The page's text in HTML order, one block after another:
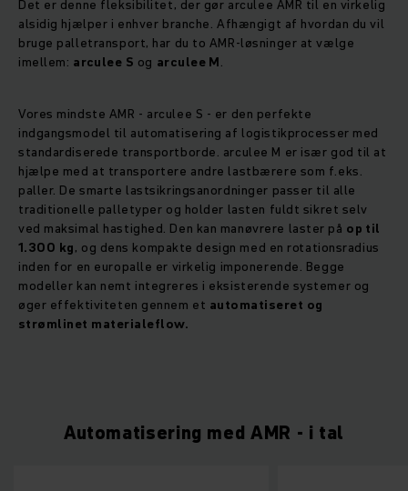
Det er denne fleksibilitet, der gør arculee AMR til en virkelig
alsidig hjælper i enhver branche. Afhængigt af hvordan du vil
bruge palletransport, har du to AMR-løsninger at vælge
imellem: arculee S og arculee M.
Vores mindste AMR - arculee S - er den perfekte
indgangsmodel til automatisering af logistikprocesser med
standardiserede transportborde. arculee M er især god til at
hjælpe med at transportere andre lastbærere som f.eks.
paller. De smarte lastsikringsanordninger passer til alle
traditionelle palletyper og holder lasten fuldt sikret selv
ved maksimal hastighed. Den kan manøvrere laster på op til
1.300 kg, og dens kompakte design med en rotationsradius
inden for en europalle er virkelig imponerende. Begge
modeller kan nemt integreres i eksisterende systemer og
øger effektiviteten gennem et automatiseret og
strømlinet materialeflow.
Automatisering med AMR - i tal